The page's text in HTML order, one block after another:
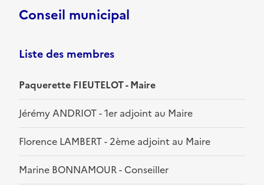
Conseil municipal
Liste des membres
Paquerette FIEUTELOT - Maire
Jérémy ANDRIOT - 1er adjoint au Maire
Florence LAMBERT - 2ème adjoint au Maire
Marine BONNAMOUR - Conseiller